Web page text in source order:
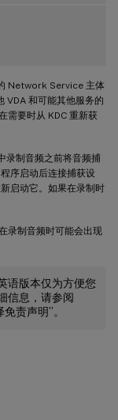
Network Service 主体
VDA 和可能其他服务的
需要时从 KDC 重新获
录制音频之前将音频捕
序启动后连接捕获设
启动它。如果在录制时
录制音频时可能会出现
语版本仅为方便您
信息，请参阅
责声明”。